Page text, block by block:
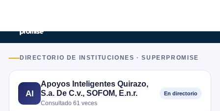
DIRECTORIO DE INSTITUCIONES · SUPERPROMISE
AI
Apoyos Inteligentes Quirazo,
S.a. De C.v., SOFOM, E.n.r.
Consultado 61 veces
En directorio